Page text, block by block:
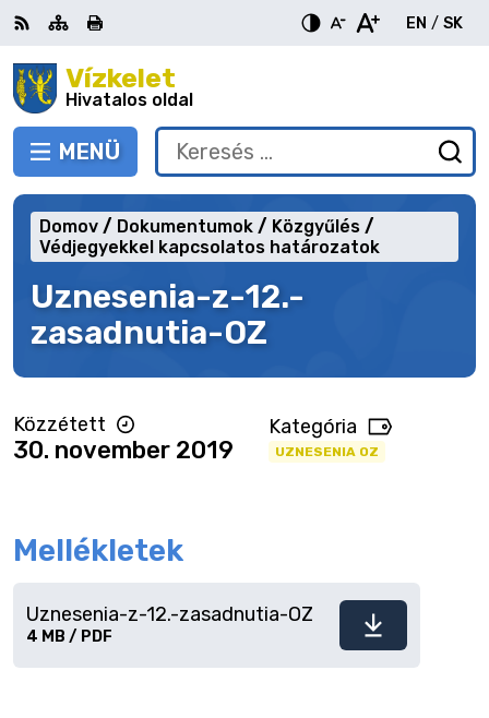
Ugrás
a
tartalomraVízkelet
Hivatalos oldal
VÁLTÁS
MENÜ
RSS Oldaltérkép
Nyomtatás
EN
English
/ SK
Keresés:
be
a
Uznesenia-z-12.-
zasadnutia-OZ
Domov Dokumentumok
Közgyűlés
Védjegyekkel kapcsolatos határozatok
Közzétett
30. november 2019
Kategória
UZNESENIA OZ
Mellékletek
Fájl
Uznesenia-z-12.-zasadnutia-OZ
4 MB / PDF